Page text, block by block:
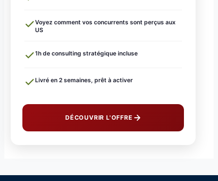
Voyez comment vos concurrents sont perçus aux
US
1h de consulting stratégique incluse
Livré en 2 semaines, prêt à activer
DÉCOUVRIR L'OFFRE